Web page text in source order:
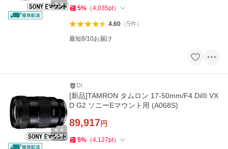
5% （4,035pt）
4.60（5件）
最短8/10お届け
Di
[新品]TAMRON タムロン 17-50mm/F4 DiIII VX
D G2 ソニーEマウント用 (A068S)
89,917円
5% （4,127pt）